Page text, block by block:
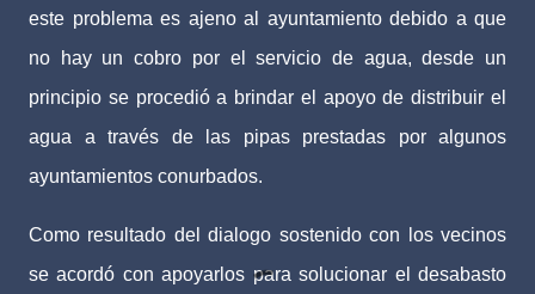
este problema es ajeno al ayuntamiento debido a que
no hay un cobro por el servicio de agua, desde un
principio se procedió a brindar el apoyo de distribuir el
agua a través de las pipas prestadas por algunos
ayuntamientos conurbados.
Como resultado del dialogo sostenido con los vecinos
se acordó con apoyarlos para solucionar el desabasto